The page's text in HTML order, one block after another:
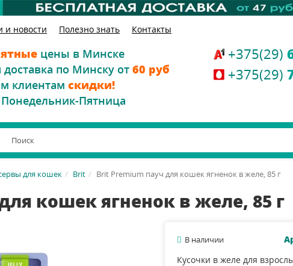
и новости Полезно знать Контакты
цены в Минске
доставка по Минску от 60 руб
клиентам скидки!
Понедельник-Пятница
+375(29)
+375(29)
для кошек Brit Brit Premium пауч для кошек ягненок в желе, 85 г
кошек ягненок в желе, 85 г
В наличии
Кусочки в желе для